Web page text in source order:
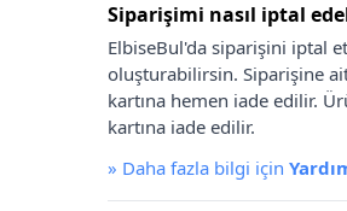
Siparişimi nasıl iptal
ElbiseBul'da siparişini iptal
oluşturabilirsin. Siparişine
kartına hemen iade edilir.
kartına iade edilir.
» Daha fazla bilgi için